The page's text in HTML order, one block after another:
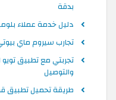
بدقة
دليل خدمة عملاء
تجارب سيروم ماي
تجربتي مع تطبيق
والتوصيل
طريقة تحميل تطبيق